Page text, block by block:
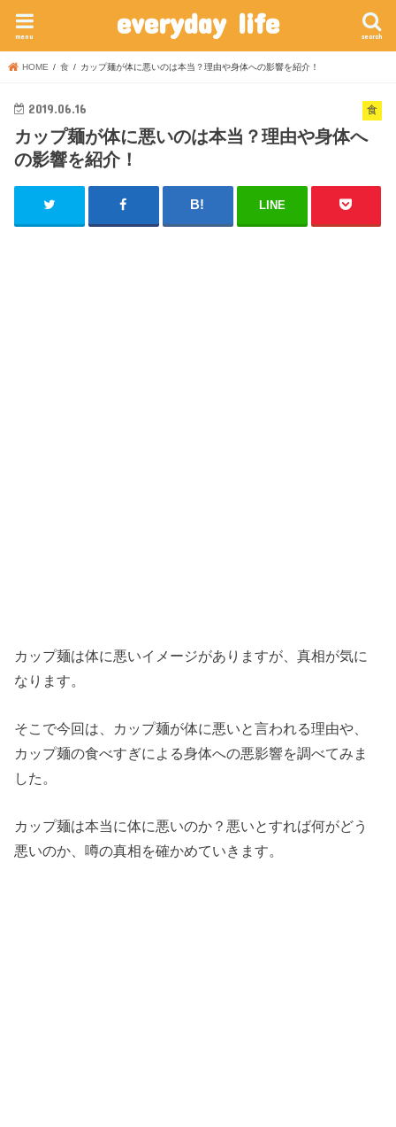
everyday life search
menu
HOME 食 カップ麺が体に悪いのは本当？理由や身体への影響を紹介！
食
2019.06.16
カップ麺が体に悪いのは本当？理由や身体へ
の影響を紹介！
LINE
カップ麺は体に悪いイメージがありますが、真相が気に
なります。
そこで今回は、カップ麺が体に悪いと言われる理由や、
カップ麺の食べすぎによる身体への悪影響を調べてみま
した。
カップ麺は本当に体に悪いのか？悪いとすれば何がどう
悪いのか、噂の真相を確かめていきます。